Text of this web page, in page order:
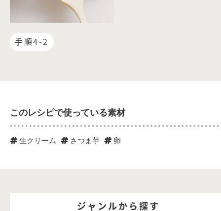
手順4-2
このレシピで使っている素材
生クリーム さつま芋 卵
ジャンルから探す